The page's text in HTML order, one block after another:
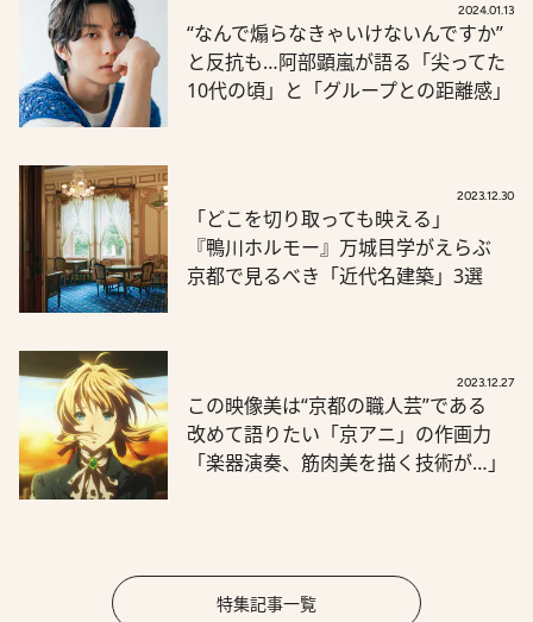
2024.01.13
“なんで煽らなきゃいけないんですか”
と反抗も…阿部顕嵐が語る「尖ってた
10代の頃」と「グループとの距離感」
2023.12.30
「どこを切り取っても映える」
『鴨川ホルモー』万城目学がえらぶ
京都で見るべき「近代名建築」3選
2023.12.27
この映像美は“京都の職人芸”である
改めて語りたい「京アニ」の作画力
「楽器演奏、筋肉美を描く技術が…」
特集記事一覧